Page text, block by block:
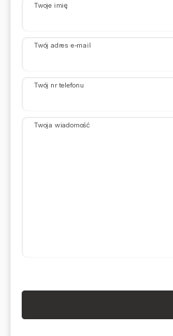
Twoje imię
Twój adres e-mail
Twój nr telefonu
Twoja wiadomość